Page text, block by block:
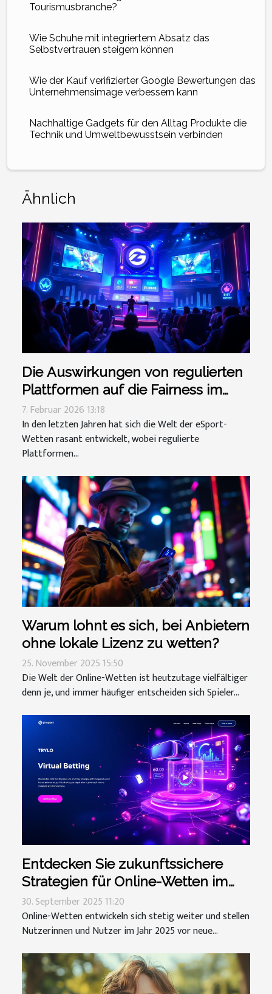
Tourismusbranche?
Wie Schuhe mit integriertem Absatz das
Selbstvertrauen steigern können
Wie der Kauf verifizierter Google Bewertungen das
Unternehmensimage verbessern kann
Nachhaltige Gadgets für den Alltag Produkte die
Technik und Umweltbewusstsein verbinden
Ähnlich
Die Auswirkungen von regulierten
Plattformen auf die Fairness im
eSport-Wetten
7. Februar 2026 13:18
In den letzten Jahren hat sich die Welt der eSport-
Wetten rasant entwickelt, wobei regulierte
Plattformen...
Warum lohnt es sich, bei Anbietern
ohne lokale Lizenz zu wetten?
25. November 2025 15:50
Die Welt der Online-Wetten ist heutzutage vielfältiger
denn je, und immer häufiger entscheiden sich Spieler...
Entdecken Sie zukunftssichere
Strategien für Online-Wetten im
Jahr 2025
30. September 2025 11:20
Online-Wetten entwickeln sich stetig weiter und stellen
Nutzerinnen und Nutzer im Jahr 2025 vor neue...